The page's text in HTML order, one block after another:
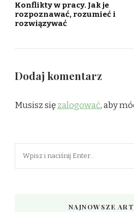
Konflikty w pracy. Jak je
rozpoznawać, rozumieć i
rozwiązywać
Dodaj komentarz
Musisz sięzalogować, aby
NAJNOWSZE